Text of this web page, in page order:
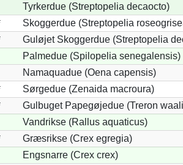
Tyrkerdue (Streptopelia decaocto)
Skoggerdue (Streptopelia
Guløjet Skoggerdue (Streptopelia
Palmedue (Spilopelia senegalensis)
Namaquadue (Oena capensis)
Sørgedue (Zenaida macroura)
Gulbuget Papegøjedue (Treron
Vandrikse (Rallus aquaticus)
Græsrikse (Crex egregia)
Engsnarre (Crex crex)